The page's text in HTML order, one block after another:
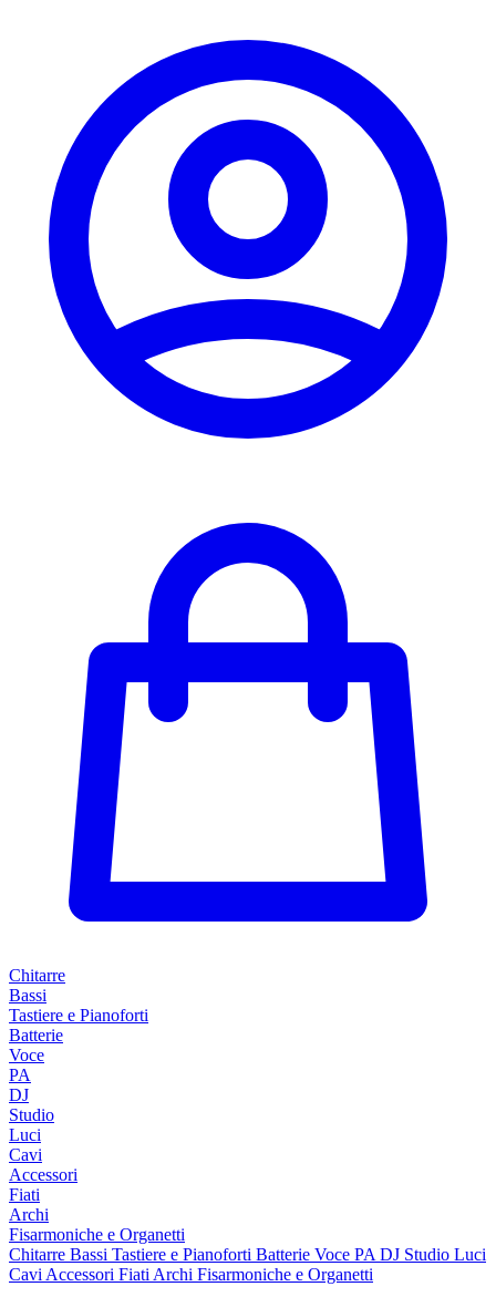
Chitarre
Bassi
Tastiere e Pianoforti
Batterie
Voce
PA
DJ
Studio
Luci
Cavi
Accessori
Fiati
Archi
Fisarmoniche e Organetti
Chitarre Bassi Tastiere e Pianoforti Batterie Voce PA DJ Studio Luci
Cavi Accessori Fiati Archi Fisarmoniche e Organetti